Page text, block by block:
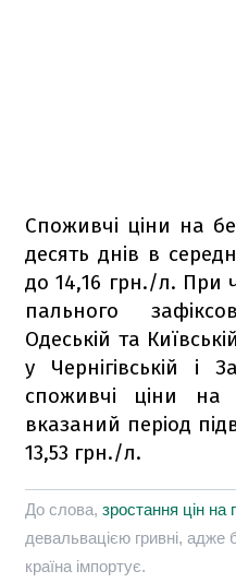
Споживчі ціни на
десять днів в
до 14,16 грн./л. При
пального
Одеській та
у Чернігівській і
споживчі ціни на
вказаний період
13,53 грн./л.
До слова, зростання цін на
девальвацією гривні, адже
країна імпортує.